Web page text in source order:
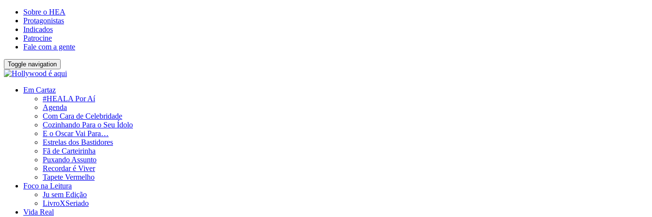
Sobre o HEA
Protagonistas
Indicados
Patrocine
Fale com a gente
Toggle navigation
Em Cartaz
#HEALA Por Aí
Agenda
Com Cara de Celebridade
Cozinhando Para o Seu Ídolo
E o Oscar Vai Para…
Estrelas dos Bastidores
Fã de Carteirinha
Puxando Assunto
Recordar é Viver
Tapete Vermelho
Foco na Leitura
Ju sem Edição
LivroXSeriado
Vida Real